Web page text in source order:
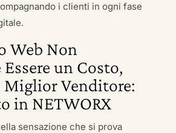
i clienti in ogni fase
Web Non
un Costo,
Venditore:
in NETWORX
sensazione che si prova